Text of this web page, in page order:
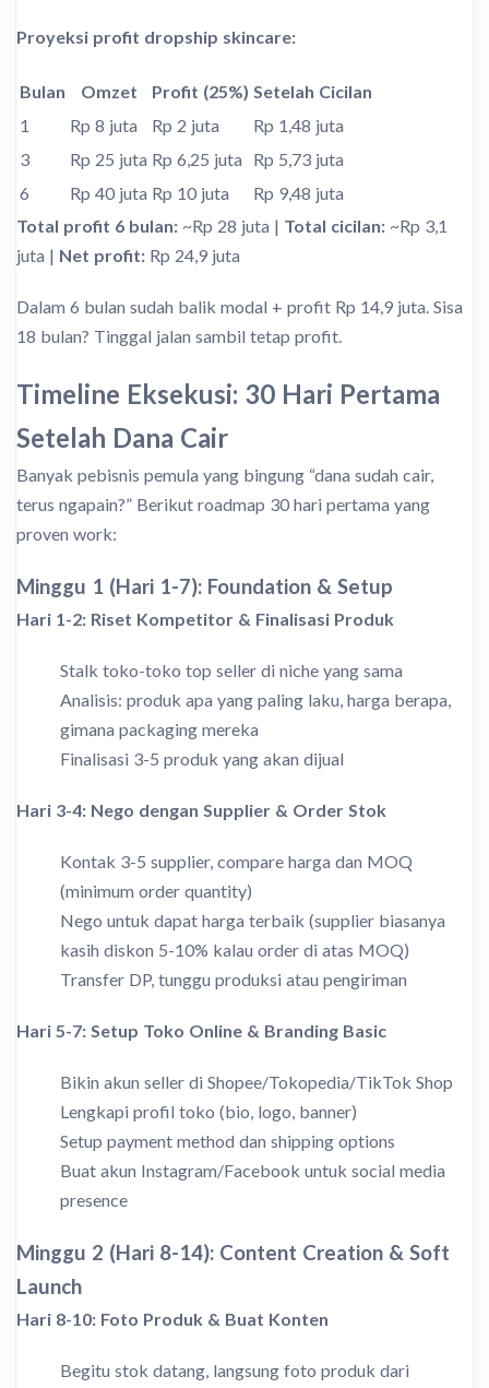
Proyeksi profit dropship skincare:
Bulan Omzet Profit (25%) Setelah Cicilan
1
Rp 8 juta Rp 2 juta
Rp 1,48 juta
3
Rp 25 juta Rp 6,25 juta
Rp 5,73 juta
6
Rp 40 juta Rp 10 juta
Rp 9,48 juta
Total profit 6 bulan: ~Rp 28 juta | Total cicilan: ~Rp 3,1
juta | Net profit: Rp 24,9 juta
Dalam 6 bulan sudah balik modal + profit Rp 14,9 juta. Sisa
18 bulan? Tinggal jalan sambil tetap profit.
Timeline Eksekusi: 30 Hari Pertama
Setelah Dana Cair
Banyak pebisnis pemula yang bingung “dana sudah cair,
terus ngapain?” Berikut roadmap 30 hari pertama yang
proven work:
Minggu 1 (Hari 1-7): Foundation & Setup
Hari 1-2: Riset Kompetitor & Finalisasi Produk
Stalk toko-toko top seller di niche yang sama
Analisis: produk apa yang paling laku, harga berapa,
gimana packaging mereka
Finalisasi 3-5 produk yang akan dijual
Hari 3-4: Nego dengan Supplier & Order Stok
Kontak 3-5 supplier, compare harga dan MOQ
(minimum order quantity)
Nego untuk dapat harga terbaik (supplier biasanya
kasih diskon 5-10% kalau order di atas MOQ)
Transfer DP, tunggu produksi atau pengiriman
Hari 5-7: Setup Toko Online & Branding Basic
Bikin akun seller di Shopee/Tokopedia/TikTok Shop
Lengkapi profil toko (bio, logo, banner)
Setup payment method dan shipping options
Buat akun Instagram/Facebook untuk social media
presence
Minggu 2 (Hari 8-14): Content Creation & Soft
Launch
Hari 8-10: Foto Produk & Buat Konten
Begitu stok datang, langsung foto produk dari